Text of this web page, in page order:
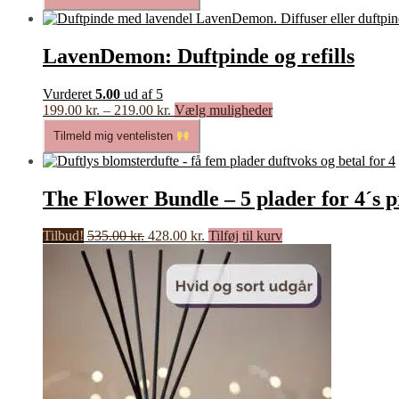
107.00 kr.
flere
Mulighederne
kan
varesiden
LavenDemon: Duftpinde og refills
Vurderet 5.00 ud af 5
199.00 kr. – 219.00 kr. Prisinterval:
199.00 kr.
til
219.00 kr.
Vælg mulighederDette
flere
Mulighederne
kan
på
Tilmeld mig ventelisten
The Flower Bundle – 5 plader for 4´s
Tilbud! 535.00kr. Den
oprindelige
pris
var:
535.00 kr..
428.00 kr. Den
aktuelle
pris
er:
428.00 kr..
Tilføj til kurv